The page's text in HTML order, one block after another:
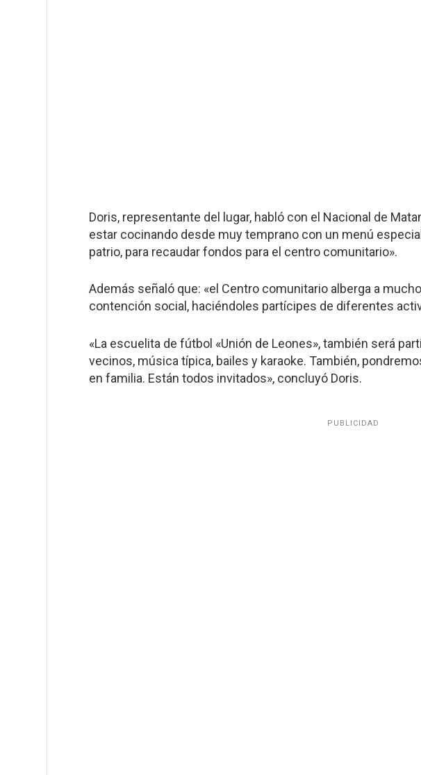
Doris, representante del lugar, habló con el Nacional de
estar cocinando desde muy temprano con un menú
patrio, para recaudar fondos para el centro comunitario».
Además señaló que: «el Centro comunitario alberga a
contención social, haciéndoles partícipes de diferentes
«La escuelita de fútbol «Unión de Leones», también será
vecinos, música típica, bailes y karaoke. También,
en familia. Están todos invitados», concluyó Doris.
PUBLICIDAD